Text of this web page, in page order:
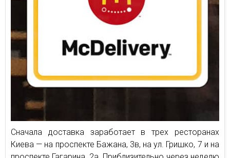
Сначала доставка заработает в трех ресторанах
Киева — на проспекте Бажана, 3в, на ул. Гришко, 7 и на